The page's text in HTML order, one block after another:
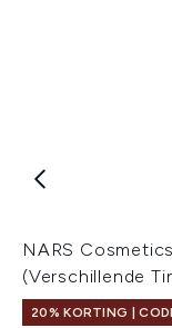
NARS
(Verschillende
20% KORTING |